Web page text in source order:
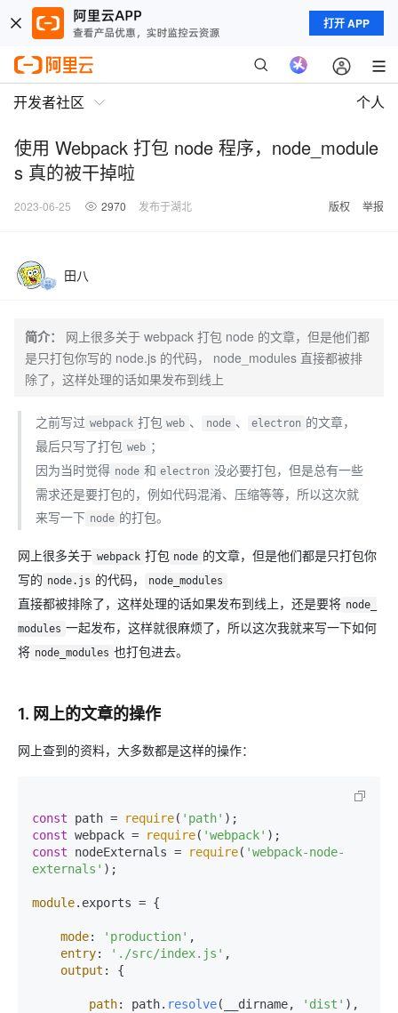
打开 APP
开发者社区 个人
使用 Webpack 打包 node 程序，node_module
s 真的被干掉啦
2023-06-25 2970 发布于湖北 版权 举报
田八
简介：
网上很多关于 webpack 打包 node 的文章，但是他们都
是只打包你写的 node.js 的代码， node_modules 直接都被排
除了，这样处理的话如果发布到线上
之前写过 webpack 打包 web 、 node 、 electron 的文章，
最后只写了打包 web ；
因为当时觉得 node 和 electron 没必要打包，但是总有一些
需求还是要打包的，例如代码混淆、压缩等等，所以这次就
来写一下 node 的打包。
网上很多关于 webpack 打包 node 的文章，但是他们都是只打包你
写的 node.js 的代码， node_modules
直接都被排除了，这样处理的话如果发布到线上，还是要将 node_
modules 一起发布，这样就很麻烦了，所以这次我就来写一下如何
将 node_modules 也打包进去。
1. 网上的文章的操作
网上查到的资料，大多数都是这样的操作：
const path = require( 'path'
const webpack = require( 'webpack'
const nodeExternals = require( 'webpack-node-
externals' );
module. exports = {
mode: 'production' ,
entry: './src/index.js' ,
output : {
path: path. resolve(__dirname, 'dist' ),